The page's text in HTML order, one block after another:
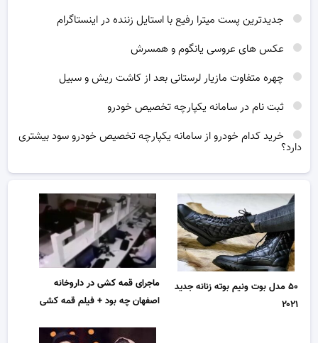
جدیدترین پست میترا رفیع با استایل زننده در اینستاگرام
عکس های عروسی یانگوم و همسرش
چهره متفاوت مازیار لرستانی بعد از کاشت ریش و سبیل
ثبت نام در سامانه یکپارچه تخصیص خودرو
خرید کدام خودرو از سامانه یکپارچه تخصیص خودرو سود بیشتری
دارد؟
۵۰ مدل بوت ونیم بوته زنانه جدید
۲۰۲۱
ماجرای قمه کشی در داروخانه
اصفهان چه بود + فیلم قمه کشی